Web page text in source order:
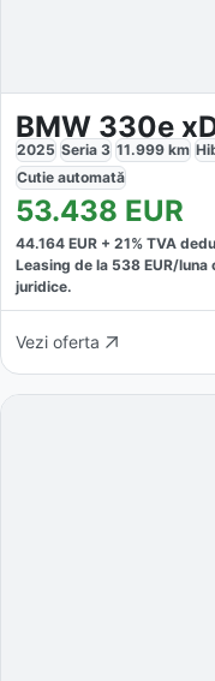
BMW 330e
2025 Seria 3 11.999 km
Cutie automată
53.438 EUR
44.164 EUR + 21% TVA
Leasing de la 538 EUR/luna
juridice.
Vezi oferta